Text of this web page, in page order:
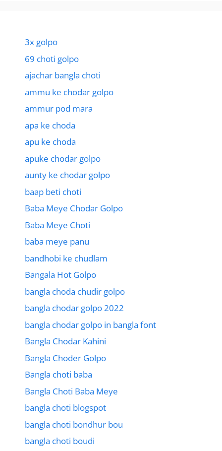
3x golpo
69 choti golpo
ajachar bangla choti
ammu ke chodar golpo
ammur pod mara
apa ke choda
apu ke choda
apuke chodar golpo
aunty ke chodar golpo
baap beti choti
Baba Meye Chodar Golpo
Baba Meye Choti
baba meye panu
bandhobi ke chudlam
Bangala Hot Golpo
bangla choda chudir golpo
bangla chodar golpo 2022
bangla chodar golpo in bangla font
Bangla Chodar Kahini
Bangla Choder Golpo
Bangla choti baba
Bangla Choti Baba Meye
bangla choti blogspot
bangla choti bondhur bou
bangla choti boudi